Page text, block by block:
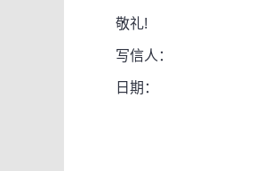
敬礼!
写信人：
日期：